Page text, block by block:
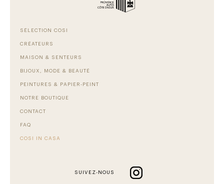
SÉLECTION COSI
CRÉATEURS
MAISON & SENTEURS
BIJOUX, MODE & BEAUTÉ
PEINTURES & PAPIER-PEINT
NOTRE BOUTIQUE
CONTACT
FAQ
COSI IN CASA
SUIVEZ-NOUS